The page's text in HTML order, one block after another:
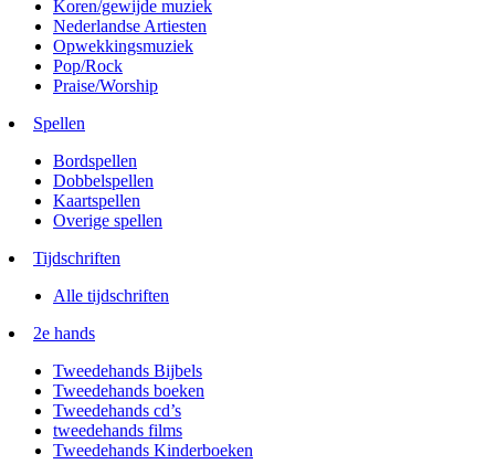
Koren/gewijde muziek
Nederlandse Artiesten
Opwekkingsmuziek
Pop/Rock
Praise/Worship
Spellen
Bordspellen
Dobbelspellen
Kaartspellen
Overige spellen
Tijdschriften
Alle tijdschriften
2e hands
Tweedehands Bijbels
Tweedehands boeken
Tweedehands cd’s
tweedehands films
Tweedehands Kinderboeken